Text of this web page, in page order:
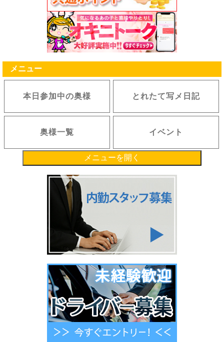
メニュー
本日参加中の奥様 とれたて写メ日記
奥様一覧 イベント
メニューを開く